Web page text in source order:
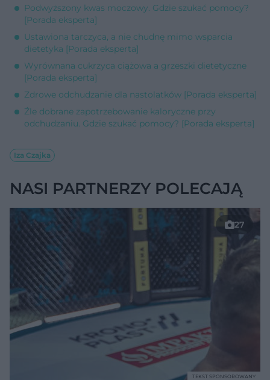
Podwyższony kwas moczowy. Gdzie szukać pomocy?
[Porada eksperta]
Ustawiona tarczyca, a nie chudnę mimo wsparcia
dietetyka [Porada eksperta]
Wyrównana cukrzyca ciążowa a grzeszki dietetyczne
[Porada eksperta]
Zdrowe odchudzanie dla nastolatków [Porada eksperta]
Źle dobrane zapotrzebowanie kaloryczne przy
odchudzaniu. Gdzie szukać pomocy? [Porada eksperta]
Iza Czajka
NASI PARTNERZY POLECAJĄ
27
TEKST SPONSOROWANY